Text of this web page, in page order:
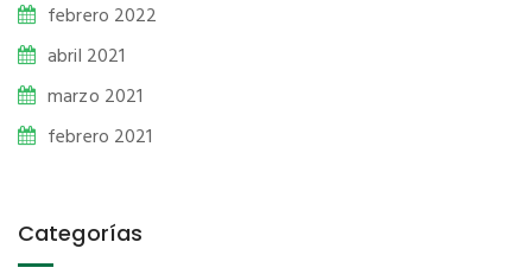
febrero 2022
abril 2021
marzo 2021
febrero 2021
Categorías